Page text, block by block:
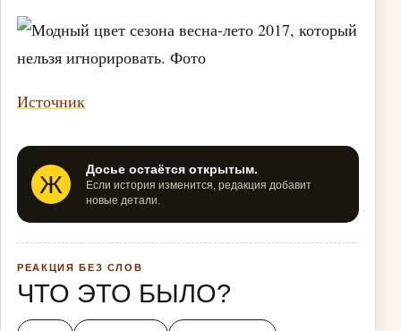
Источник
Ж
Досье остаётся открытым.
Если история изменится, редакция добавит
новые детали.
РЕАКЦИЯ БЕЗ СЛОВ
ЧТО ЭТО БЫЛО?